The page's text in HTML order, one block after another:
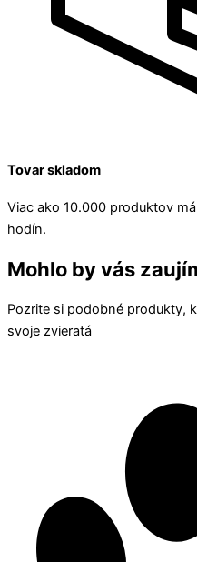
Tovar skladom
Viac ako 10.000 produktov
hodín.
Mohlo by vás
Pozrite si podobné produkty,
svoje zvieratá